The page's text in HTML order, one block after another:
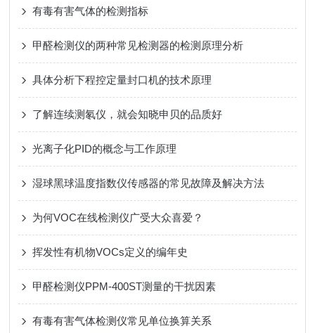
有毒有害气体的检测指标
甲醛检测仪的两种常见检测器的检测原理分析
具体分析下程控定量封口机的技术原理
了解连续测氡仪，就会知晓申贝的品质好
光离子化PID的概念与工作原理
湿球黑球温度指数仪传感器的常见故障及解决方法
为何VOC在线检测仪广受大众喜爱？
挥发性有机物VOCs定义的编年史
甲醛检测仪PPM-400ST测量的干扰因素
有毒有害气体检测仪常见单位换算关系